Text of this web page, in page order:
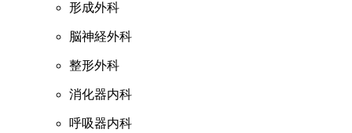
形成外科
脳神経外科
整形外科
消化器内科
呼吸器内科